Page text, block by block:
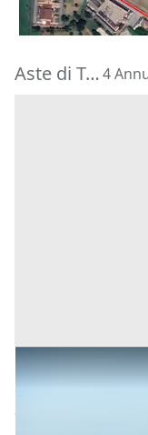
08/10/2026
Aste di Terreni San Pietro Viminario4
Terreni all'asta a
26.250 €